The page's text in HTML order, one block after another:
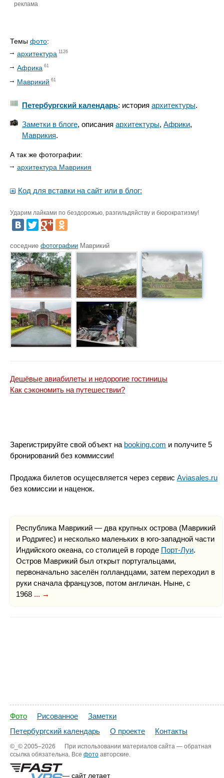
реклама
Темы фото:
архитектура 1126
Африка 61
Маврикий 61
Петербургский календарь: история архитектуры.
Заметки в блоге, описания архитектуры, Африки,
Маврикия.
А так же фотографии:
архитектура Маврикия
Код для вставки на сайт или в блог:
Ударим лайками по бездорожью, разгильдяйству и бюрократизму!
соседние фотографии Маврикий
Дешёвые авиабилеты и недорогие гостиницы
Как сэкономить на путешествии?
Зарегистрируйте свой объект на booking.com и получите 5
бронирований без коммиссии!
Продажа билетов осущесвляется через сервис Aviasales.ru
без комиссии и наценок.
Республика Маврикий — два крупных острова (Маврикий
и Родригес) и несколько маленьких в юго-западной части
Индийского океана, со столицей в городе Порт-Луи.
Остров Маврикий был открыт португальцами,
первоначально заселён голландцами, затем переходил в
руки сначала французов, потом англичан. Ныне, с
1968 ... →
Фото Рисованное
Заметки
Петербургский календарь
О проекте Контакты
©_© 2005–2026
При использовании материалов сайта — обратная
ссылка обязательна. Все фото авторские.
— сайт летает